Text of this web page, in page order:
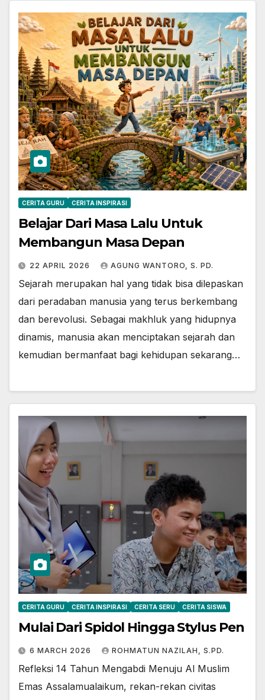
CERITA GURU CERITA INSPIRASI
Belajar Dari Masa Lalu Untuk
Membangun Masa Depan
22 APRIL 2026 AGUNG WANTORO, S. PD.
Sejarah merupakan hal yang tidak bisa dilepaskan
dari peradaban manusia yang terus berkembang
dan berevolusi. Sebagai makhluk yang hidupnya
dinamis, manusia akan menciptakan sejarah dan
kemudian bermanfaat bagi kehidupan sekarang…
CERITA GURU CERITA INSPIRASI CERITA SERU CERITA SISWA
Mulai Dari Spidol Hingga Stylus Pen
6 MARCH 2026 ROHMATUN NAZILAH, S.PD.
Refleksi 14 Tahun Mengabdi Menuju Al Muslim
Emas Assalamualaikum, rekan-rekan civitas